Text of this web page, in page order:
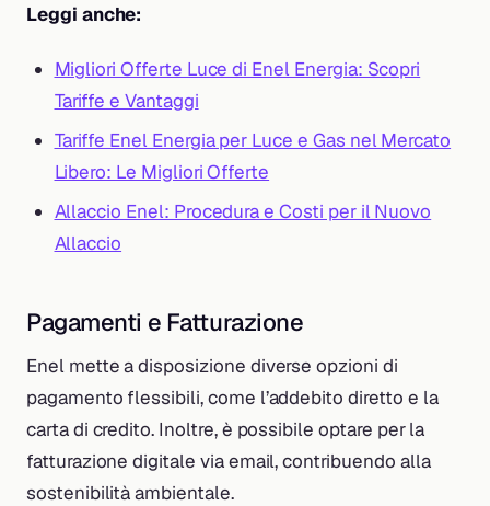
Leggi anche:
Migliori Offerte Luce di Enel Energia: Scopri
Tariffe e Vantaggi
Tariffe Enel Energia per Luce e Gas nel Mercato
Libero: Le Migliori Offerte
Allaccio Enel: Procedura e Costi per il Nuovo
Allaccio
Pagamenti e Fatturazione
Enel mette a disposizione diverse opzioni di
pagamento flessibili, come l’addebito diretto e la
carta di credito. Inoltre, è possibile optare per la
fatturazione digitale via email, contribuendo alla
sostenibilità ambientale.